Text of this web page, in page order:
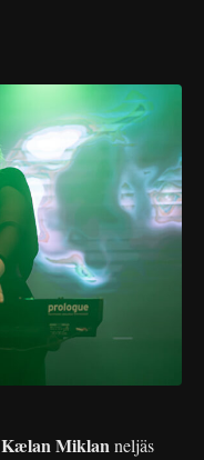
Kælan Miklanneljäs